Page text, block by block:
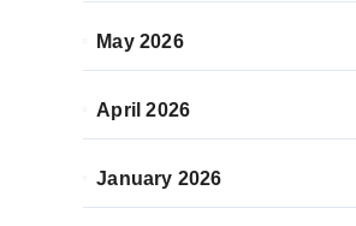
May 2026
April 2026
January 2026